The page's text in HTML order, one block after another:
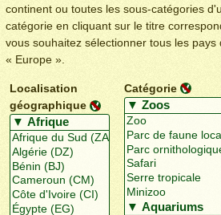
continent ou toutes les sous-catégories
catégorie en cliquant sur le titre
vous souhaitez sélectionner tous les pays
« Europe ».
Localisation
géographique
Catégorie